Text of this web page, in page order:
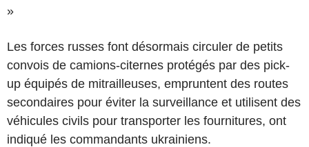
»
Les forces russes font désormais circuler de petits
convois de camions-citernes protégés par des pick-
up équipés de mitrailleuses, empruntent des routes
secondaires pour éviter la surveillance et utilisent des
véhicules civils pour transporter les fournitures, ont
indiqué les commandants ukrainiens.